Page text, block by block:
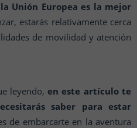
Unión Europea es la mejor
estarás relativamente cerca
de movilidad y atención
leyendo, en este artículo te
saber para estar
de embarcarte en la aventura